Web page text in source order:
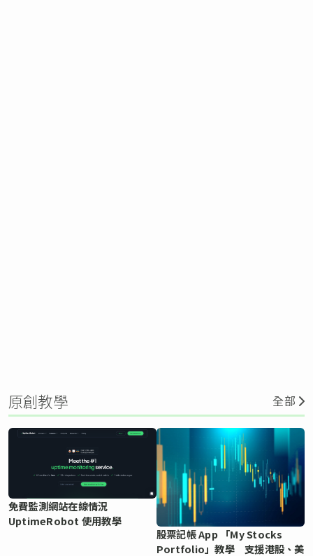
原創教學 全部
免費監測網站在線情況
UptimeRobot 使用教學
股票記帳 App 「My Stocks
Portfolio」教學 支援港股、美